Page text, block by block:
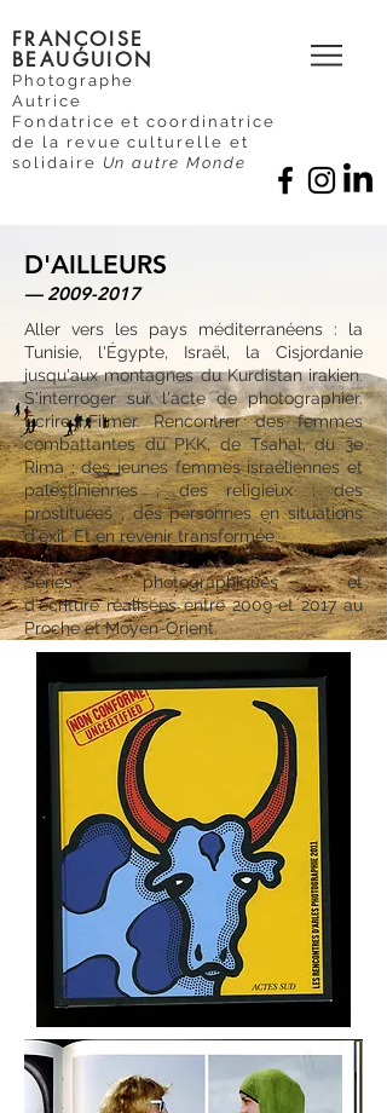
FRANÇOISE
BEAUGUION
Photographe
Autrice
Fondatrice et coordinatrice
de la revue culturelle et
solidaire Un autre Monde
D'AILLEURS
— 2009-2017
Aller vers les pays méditerranéens : la
Tunisie, l'Égypte, Israël, la Cisjordanie
jusqu'aux montagnes du Kurdistan irakien.
S'interroger sur l'acte de photographier.
Écrire. Filmer. Rencontrer des femmes
combattantes du PKK, de Tsahal, du 3e
Rima ; des jeunes femmes israéliennes et
palestiniennes ; des religieux ; des
prostituées ; des personnes en situations
d'exil. Et en revenir transformée.
Séries photographiques et
d'écriture réalisées entre 2009 et 2017 au
Proche et Moyen-Orient.